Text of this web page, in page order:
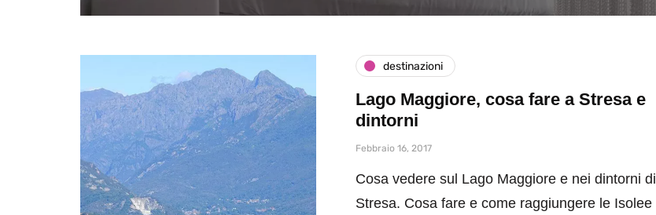
destinazioni
Lago Maggiore, cosa fare a Stresa e
dintorni
Febbraio 16, 2017
Cosa vedere sul Lago Maggiore e nei dintorni di
Stresa. Cosa fare e come raggiungere le Isolee